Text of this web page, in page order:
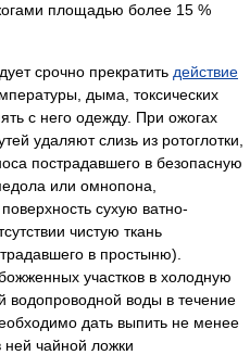
площадью более 15 %
срочно прекратить действие
дыма, токсических
с него одежду. При ожогах
удаляют слизь из ротоглотки,
пострадавшего в безопасную
или омнопона,
сухую ватно-
чистую ткань
в простыню).
участков в холодную
водопроводной воды в течение
дать выпить не менее
чайной ложки